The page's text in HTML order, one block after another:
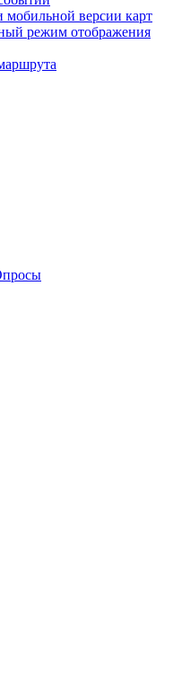
мобильной версии карт
режим отображения